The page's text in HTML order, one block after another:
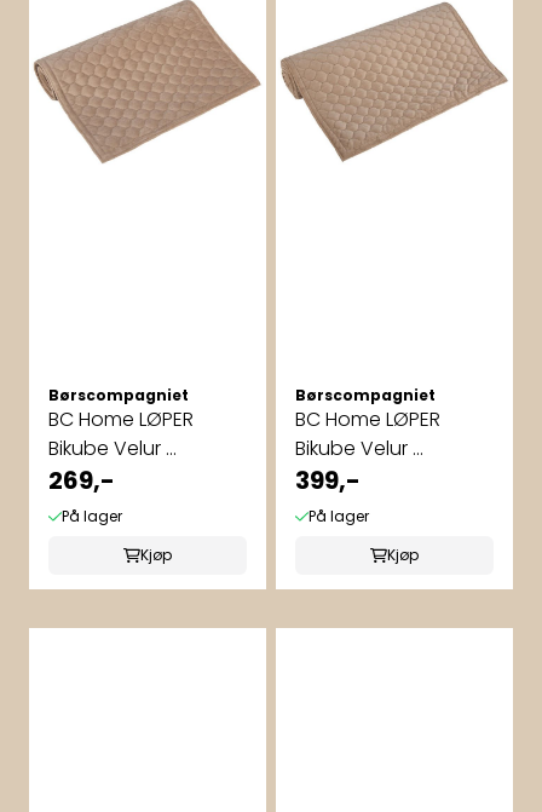
Børscompagniet
BC Home LØPER
Bikube Velur ...
269,-
På lager
Kjøp
Børscompagniet
BC Home LØPER
Bikube Velur ...
399,-
På lager
Kjøp